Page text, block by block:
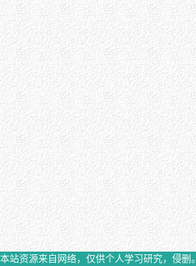
本站资源来自网络，仅供个人学习研究，侵删。